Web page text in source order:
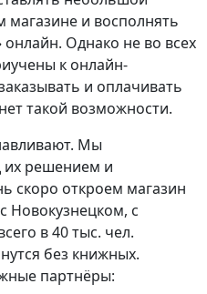
магазине и восполнять
Однако не во всех
к онлайн-
и оплачивать
такой возможности.
Мы
их решением и
скоро откроем магазин
Новокузнецком, с
в 40 тыс. чел.
без книжных.
партнёры: